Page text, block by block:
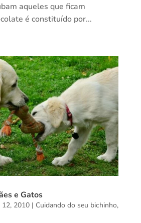
aqueles que ficam
é constituído por...
e Gatos
12, 2010| Cuidando do seu bichinho,